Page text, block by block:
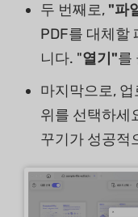
두 번째로, "파
PDF를 대체할
니다. "열기"를
마지막으로,
위를 선택하세
꾸기가 성공적